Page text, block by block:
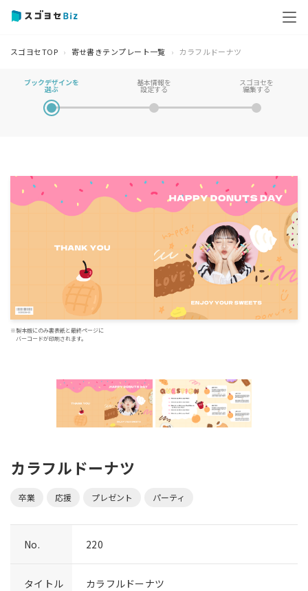
スゴヨセTOP 寄せ書きテンプレート一覧 カラフルドーナツ
ブックデザインを
選ぶ
基本情報を
設定する
スゴヨセを
編集する
※製本版にのみ裏表紙と最終ページに
バーコードが印刷されます。
カラフルドーナツ
卒業 応援 プレゼント パーティ
No. 220
タイトル カラフルドーナツ